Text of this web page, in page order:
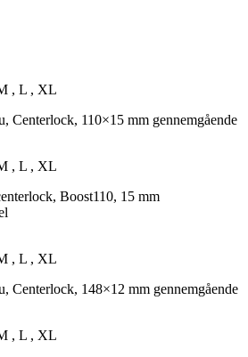
, L , XL
Centerlock, 110×15 mm gennemgående
, L , XL
Boost110, 15 mm
, L , XL
Centerlock, 148×12 mm gennemgående
, L , XL